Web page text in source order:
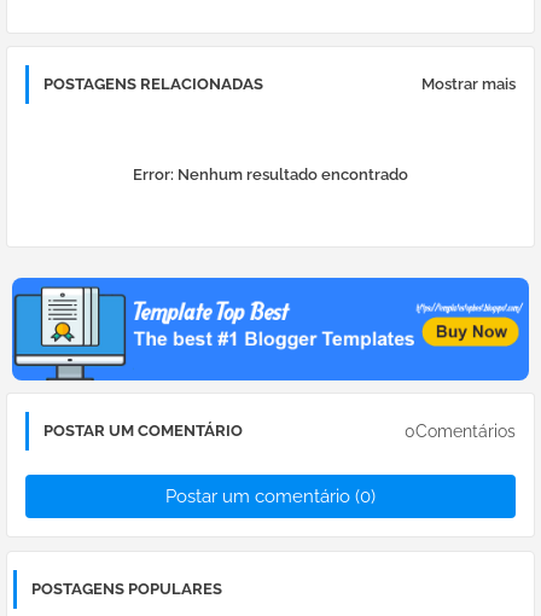
POSTAGENS RELACIONADAS Mostrar mais
Error: Nenhum resultado encontrado
POSTAR UM COMENTÁRIO 0Comentários
Postar um comentário (0)
POSTAGENS POPULARES